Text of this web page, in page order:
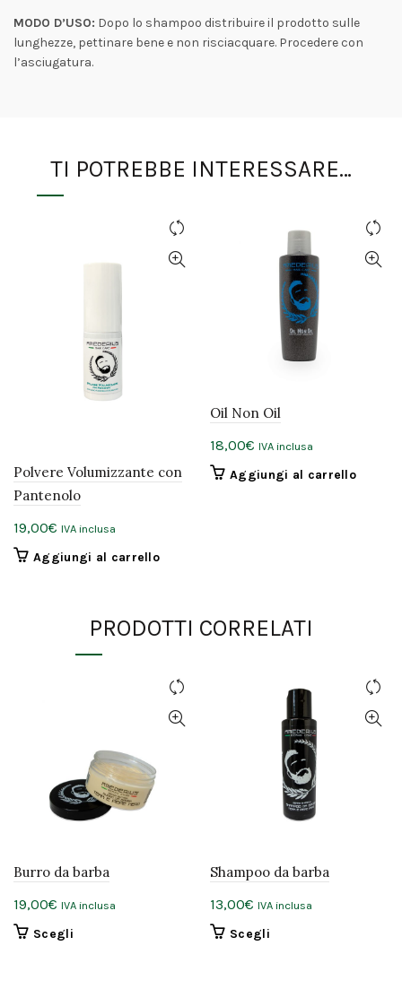
MODO D’USO: Dopo lo shampoo distribuire il prodotto sulle
lunghezze, pettinare bene e non risciacquare. Procedere con
l’asciugatura.
TI POTREBBE INTERESSARE…
Polvere Volumizzante con
Pantenolo
19,00€ IVA inclusa
Aggiungi al carrello
Oil Non Oil
18,00€ IVA inclusa
Aggiungi al carrello
PRODOTTI CORRELATI
Burro da barba
19,00€ IVA inclusa
ScegliQuesto
Shampoo da barba
13,00€ IVA inclusa
ScegliQuesto